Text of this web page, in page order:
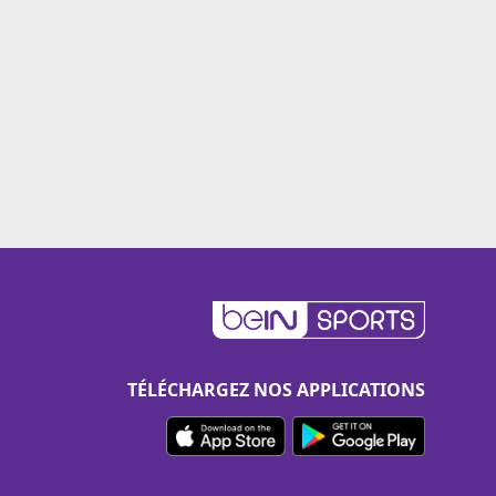
TÉLÉCHARGEZ NOS APPLICATIONS